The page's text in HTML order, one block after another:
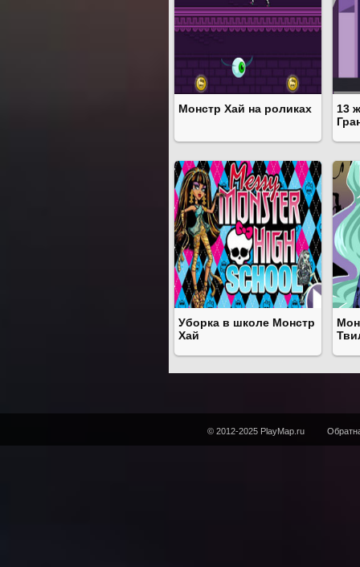
Монстр Хай на роликах
13
Уборка в школе Монстр
Хай
© 2012-2025 PlayMap.ru